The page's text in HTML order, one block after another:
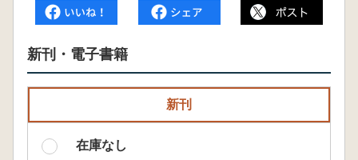
新刊・電子書籍
新刊
在庫なし